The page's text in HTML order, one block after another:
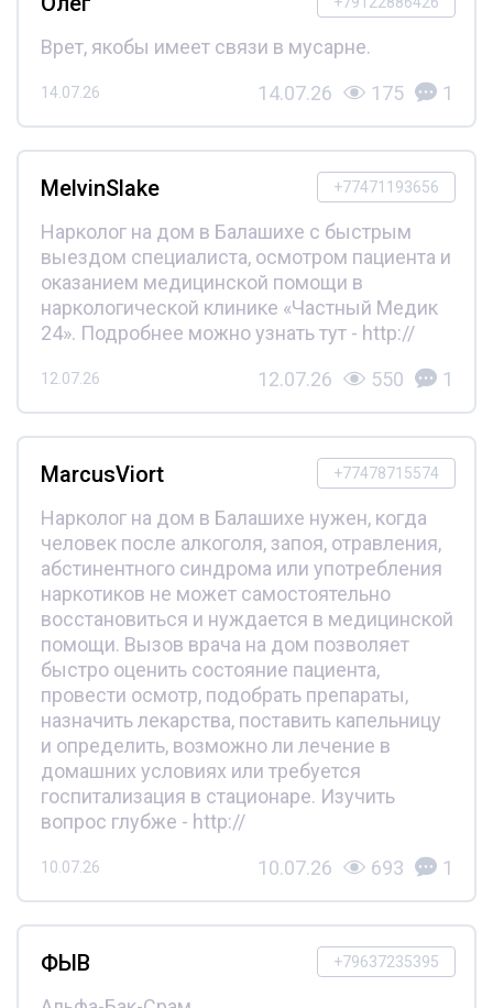
Врет, якобы имеет связи в мусарне.
14.07.26 14.07.26 175 1
+77471193656
MelvinSlake
Нарколог на дом в Балашихе с быстрым
выездом специалиста, осмотром пациента и
оказанием медицинской помощи в
наркологической клинике «Частный Медик
24». Подробнее можно узнать тут - http://
12.07.26 12.07.26 550 1
+77478715574
MarcusViort
Нарколог на дом в Балашихе нужен, когда
человек после алкоголя, запоя, отравления,
абстинентного синдрома или употребления
наркотиков не может самостоятельно
восстановиться и нуждается в медицинской
помощи. Вызов врача на дом позволяет
быстро оценить состояние пациента,
провести осмотр, подобрать препараты,
назначить лекарства, поставить капельницу
и определить, возможно ли лечение в
домашних условиях или требуется
госпитализация в стационаре. Изучить
вопрос глубже - http://
10.07.26 10.07.26 693 1
+79637235395
ФЫВ